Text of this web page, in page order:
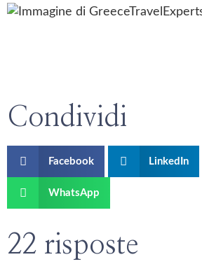
Condividi
Facebook LinkedIn
WhatsApp
22 risposte